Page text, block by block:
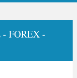
FOREX -